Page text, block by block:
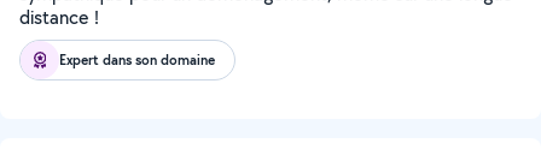
distance !
Expert dans son domaine